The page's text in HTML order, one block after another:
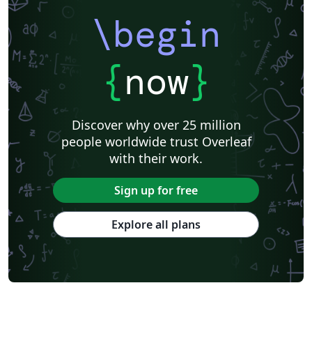
\begin
{now}
Discover why over 25 million
people worldwide trust Overleaf
with their work.
Sign up for free
Explore all plans